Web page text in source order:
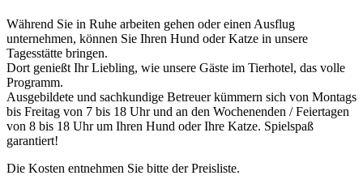
Während Sie in Ruhe arbeiten gehen oder einen Ausflug
unternehmen, können Sie Ihren Hund oder Katze in unsere
Tagesstätte bringen.
Dort genießt Ihr Liebling, wie unsere Gäste im Tierhotel, das volle
Programm.
Ausgebildete und sachkundige Betreuer kümmern sich von Montags
bis Freitag von 7 bis 18 Uhr und an den Wochenenden / Feiertagen
von 8 bis 18 Uhr um Ihren Hund oder Ihre Katze. Spielspaß
garantiert!
Die Kosten entnehmen Sie bitte der Preisliste.